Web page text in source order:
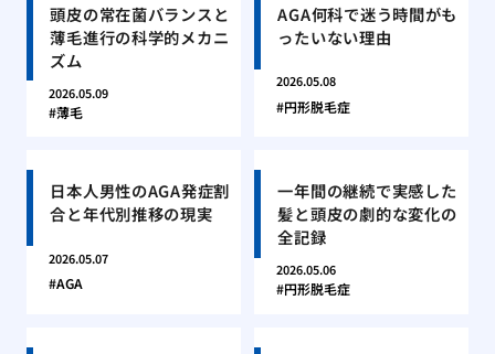
頭皮の常在菌バランスと
薄毛進行の科学的メカニ
ズム
2026.05.09
薄毛
AGA何科で迷う時間がも
ったいない理由
2026.05.08
円形脱毛症
日本人男性のAGA発症割
合と年代別推移の現実
2026.05.07
AGA
一年間の継続で実感した
髪と頭皮の劇的な変化の
全記録
2026.05.06
円形脱毛症